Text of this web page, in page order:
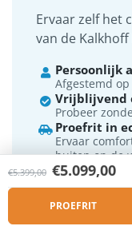
€5.399,00 €5.099,00
PROEFRIT
Ervaar zelf het
van de Kalkhoff
 Persoonlijk
Afgestemd
 Vrijblijvend
Probeer
 Proefrit in
Ervaar
buiten op de
PROEFRIT